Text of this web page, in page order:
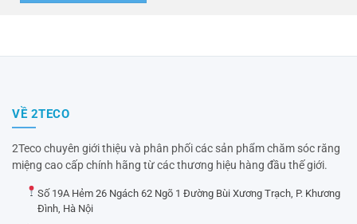
VỀ 2TECO
2Teco chuyên giới thiệu và phân phối các sản phẩm chăm sóc răng
miệng cao cấp chính hãng từ các thương hiệu hàng đầu thế giới.
Số 19A Hẻm 26 Ngách 62 Ngõ 1 Đường Bùi Xương Trạch, P. Khương
Đình, Hà Nội